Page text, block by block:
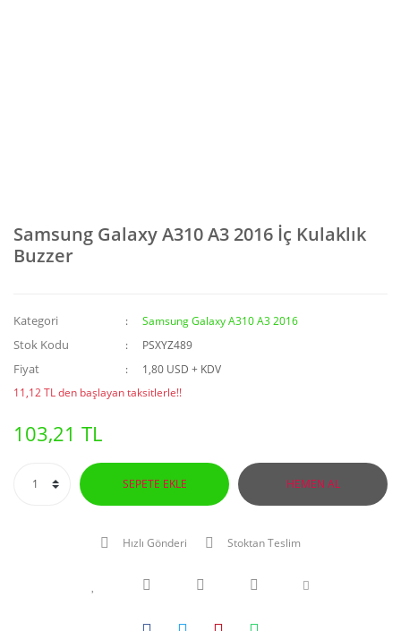
Samsung Galaxy A310 A3 2016 İç Kulaklık
Buzzer
Kategori Samsung Galaxy A310 A3 2016
Stok Kodu PSXYZ489
Fiyat
1,80 USD + KDV
11,12 TL den başlayan taksitlerle!!
103,21 TL
SEPETE EKLE HEMEN AL
Hızlı Gönderi Stoktan Teslim